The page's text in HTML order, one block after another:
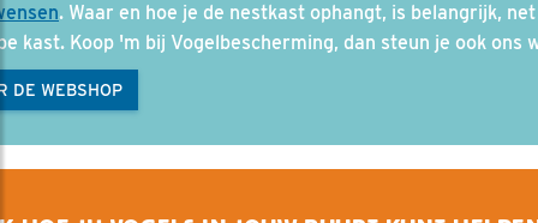
. Waar en hoe je de nestkast ophangt, is belangrijk,
kast. Koop 'm bij Vogelbescherming, dan steun je ook ons
DE WEBSHOP